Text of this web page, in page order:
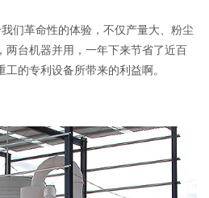
们革命性的体验，不仅产量大、粉尘
两台机器并用，一年下来节省了近百
的专利设备所带来的利益啊。